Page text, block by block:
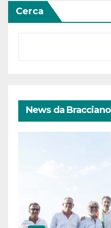
Cerca
News da Bracciano